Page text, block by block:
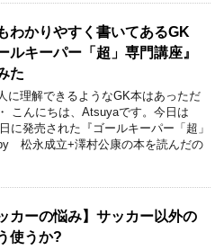
わかりやすく書いてあるGK
ルキーパー「超」専門講座』
た
に理解できるようなGK本はあっただ
こんにちは、Atsuyaです。今日は
に発売された『ゴールキーパー「超」
松永成立+澤村公康の本を読んだの
カーの悩み】サッカー以外の
使うか?